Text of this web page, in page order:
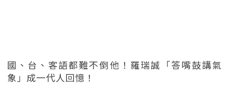
國、台、客語都難不倒他！羅瑞誠「答嘴鼓講氣
象」成一代人回憶！